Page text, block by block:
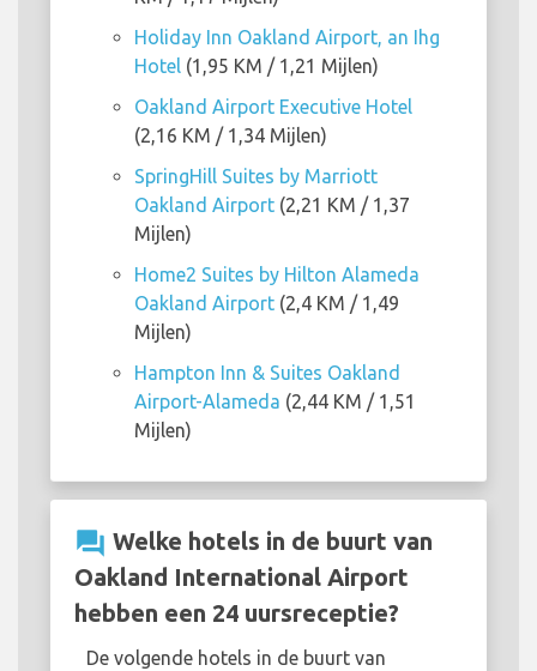
Holiday Inn Oakland Airport, an Ihg
Hotel (1,95 KM / 1,21 Mijlen)
Oakland Airport Executive Hotel
(2,16 KM / 1,34 Mijlen)
SpringHill Suites by Marriott
Oakland Airport (2,21 KM / 1,37
Mijlen)
Home2 Suites by Hilton Alameda
Oakland Airport (2,4 KM / 1,49
Mijlen)
Hampton Inn & Suites Oakland
Airport-Alameda (2,44 KM / 1,51
Mijlen)
question_answer Welke hotels in de buurt van
Oakland International Airport
hebben een 24 uursreceptie?
De volgende hotels in de buurt van